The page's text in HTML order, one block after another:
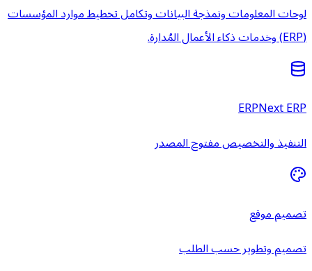
لوحات المعلومات ونمذجة البيانات وتكامل تخطيط موارد المؤسسات
(ERP) وخدمات ذكاء الأعمال المُدارة.
ERPNext ERP
التنفيذ والتخصيص مفتوح المصدر
تصميم موقع
تصميم وتطوير حسب الطلب